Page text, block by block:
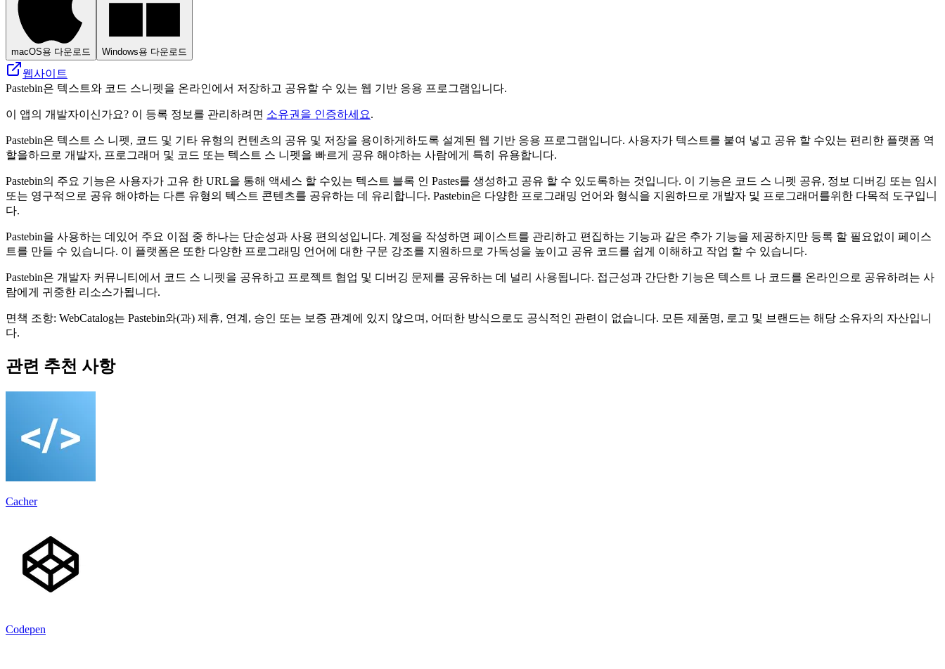
macOS용 다운로드 Windows용 다운로드
웹사이트
Pastebin은 텍스트와 코드 스니펫을 온라인에서 저장하고 공유할 수 있는 웹 기반 응용 프로그램입니다.
이 앱의 개발자이신가요? 이 등록 정보를 관리하려면 소유권을 인증하세요.
Pastebin은 텍스트 스 니펫, 코드 및 기타 유형의 컨텐츠의 공유 및 저장을 용이하게하도록 설계된 웹 기반 응용 프로그램입니다. 사용자가 텍스트를 붙여 넣고 공유 할 수있는 편리한 플랫폼 역
할을하므로 개발자, 프로그래머 및 코드 또는 텍스트 스 니펫을 빠르게 공유 해야하는 사람에게 특히 유용합니다.
Pastebin의 주요 기능은 사용자가 고유 한 URL을 통해 액세스 할 수있는 텍스트 블록 인 Pastes를 생성하고 공유 할 수 있도록하는 것입니다. 이 기능은 코드 스 니펫 공유, 정보 디버깅 또는 임시
또는 영구적으로 공유 해야하는 다른 유형의 텍스트 콘텐츠를 공유하는 데 유리합니다. Pastebin은 다양한 프로그래밍 언어와 형식을 지원하므로 개발자 및 프로그래머를위한 다목적 도구입니
다.
Pastebin을 사용하는 데있어 주요 이점 중 하나는 단순성과 사용 편의성입니다. 계정을 작성하면 페이스트를 관리하고 편집하는 기능과 같은 추가 기능을 제공하지만 등록 할 필요없이 페이스
트를 만들 수 있습니다. 이 플랫폼은 또한 다양한 프로그래밍 언어에 대한 구문 강조를 지원하므로 가독성을 높이고 공유 코드를 쉽게 이해하고 작업 할 수 있습니다.
Pastebin은 개발자 커뮤니티에서 코드 스 니펫을 공유하고 프로젝트 협업 및 디버깅 문제를 공유하는 데 널리 사용됩니다. 접근성과 간단한 기능은 텍스트 나 코드를 온라인으로 공유하려는 사
람에게 귀중한 리소스가됩니다.
면책 조항: WebCatalog는 Pastebin와(과) 제휴, 연계, 승인 또는 보증 관계에 있지 않으며, 어떠한 방식으로도 공식적인 관련이 없습니다. 모든 제품명, 로고 및 브랜드는 해당 소유자의 자산입니
다.
관련 추천 사항
Cacher
Codepen